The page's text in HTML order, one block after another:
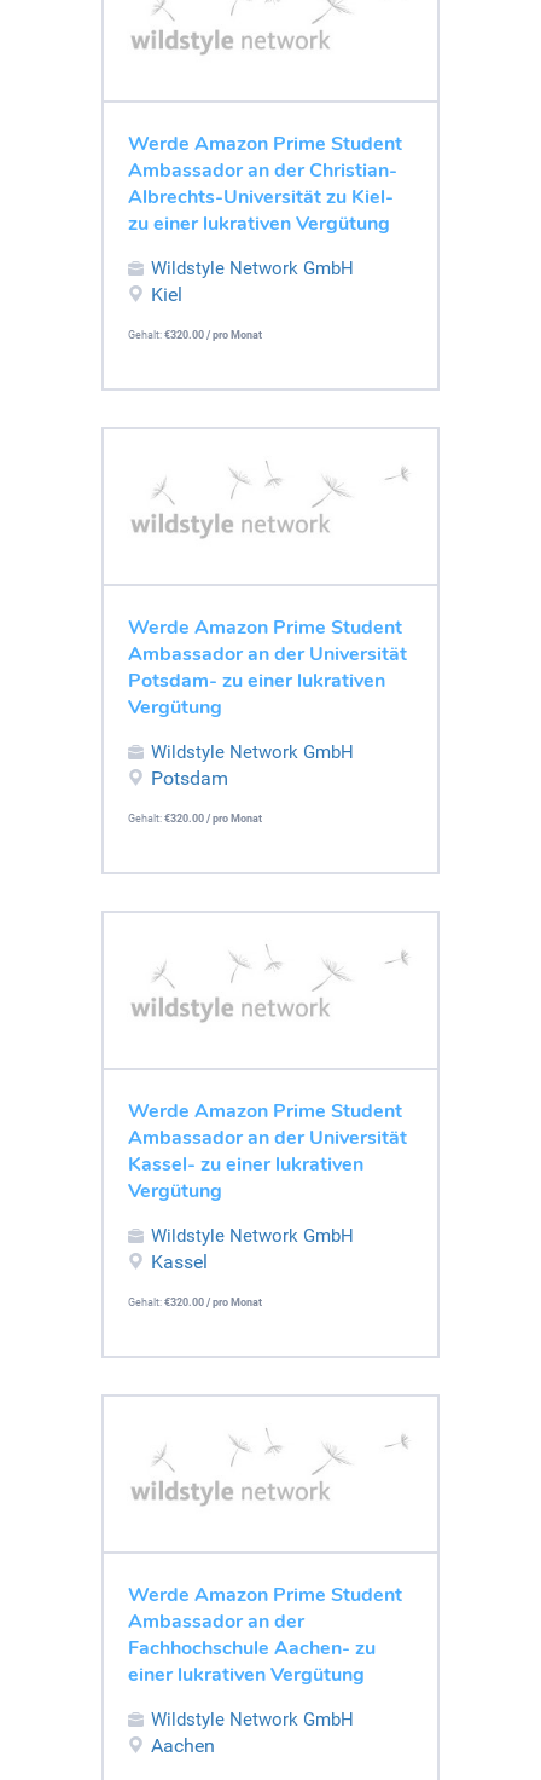
Werde Amazon Prime Student
Ambassador an der Christian-
Albrechts-Universität zu Kiel-
zu einer lukrativen Vergütung
Wildstyle Network GmbH
Kiel
Gehalt: €320.00 / pro Monat
Werde Amazon Prime Student
Ambassador an der Universität
Potsdam- zu einer lukrativen
Vergütung
Wildstyle Network GmbH
Potsdam
Gehalt: €320.00 / pro Monat
Werde Amazon Prime Student
Ambassador an der Universität
Kassel- zu einer lukrativen
Vergütung
Wildstyle Network GmbH
Kassel
Gehalt: €320.00 / pro Monat
Werde Amazon Prime Student
Ambassador an der
Fachhochschule Aachen- zu
einer lukrativen Vergütung
Wildstyle Network GmbH
Aachen